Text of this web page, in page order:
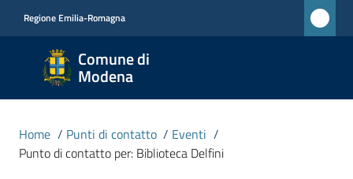
Regione Emilia-Romagna
Comune di
Modena
Comune
di
Modena
CIVICA
MONET
Home / Punti di contatto / Eventi /
Punto di contatto per: Biblioteca Delfini